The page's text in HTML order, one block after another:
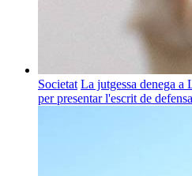
Societat La jutgessa denega a
per presentar l'escrit de defensa